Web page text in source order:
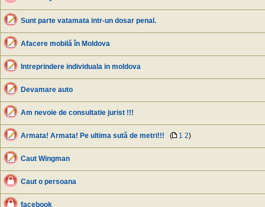
Sunt parte vatamata intr-un dosar penal.
Afacere mobilă în Moldova
Intreprindere individuala in moldova
Devamare auto
Am nevoie de consultatie jurist !!!
Armata! Armata! Pe ultima sută de metri!!! ( 1 2)
Caut Wingman
Caut o persoana
facebook